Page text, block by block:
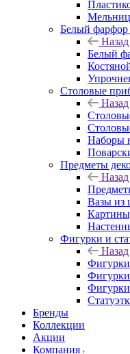
Белый фарфор
Назад
Белый
Столовые
Назад
Наборы
Предметы
Назад
Вазы из
Фигурки и
Назад
Фигурки
Фигурки
Бренды
Коллекции
Акции
Компания